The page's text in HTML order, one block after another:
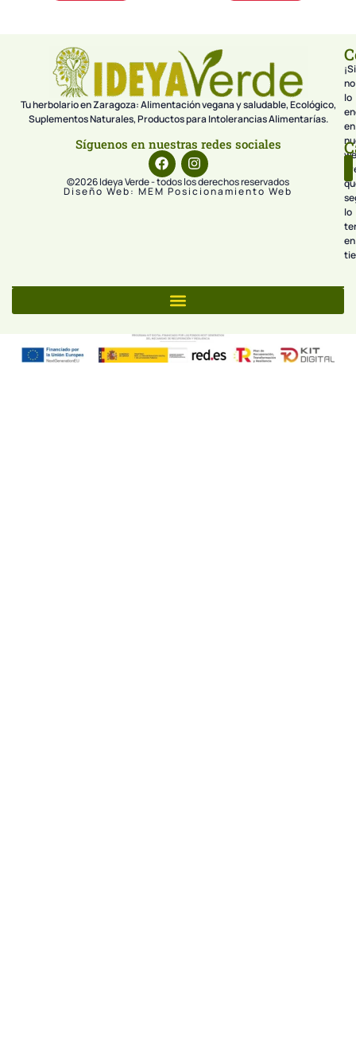
Tu herbolario en Zaragoza: Alimentación vegana y saludable, Ecológico,
Suplementos Naturales, Productos para Intolerancias Alimentarías.
Síguenos en nuestras redes sociales
©2026 Ideya Verde - todos los derechos reservados
Diseño Web: MEM Posicionamiento Web
¡Si
no
lo
en
lo
en